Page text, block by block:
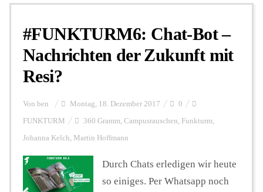
Personalien
FUNKTURM-Beiträge
Podcast
#FUNKTURM6: Chat-Bot –
Nachrichten der Zukunft mit
Resi?
Von ben Montag, 18. Dezember 2017 0
FUNKTURM 360 Gramm, Campusrauschen, Funkturm,
Johanna Kelch, Martin Hoffmann
Durch Chats erledigen wir heute
so einiges. Per Whatsapp noch